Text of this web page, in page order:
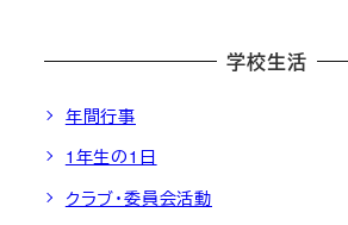
学校生活
年間行事
1年生の1日
クラブ・委員会活動